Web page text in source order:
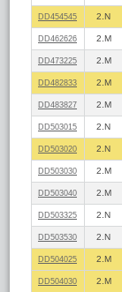
DD454545 2.N
DD462626 2.M
DD473225 2.M
DD482833 2.M
DD483827 2.M
DD503015 2.N
DD503020 2.N
DD503030 2.M
DD503040 2.M
DD503325 2.N
DD503530 2.N
DD504025 2.M
DD504030 2.M